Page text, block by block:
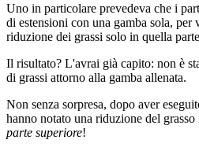
Uno in particolare prevedeva che i
di estensioni con una gamba sola, per
riduzione dei grassi solo in quella
Il risultato? L'avrai già capito: non è
di grassi attorno alla gamba allenata.
Non senza sorpresa, dopo aver
hanno notato una riduzione del
parte superiore!